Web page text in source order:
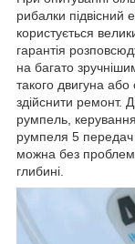
рибалки підвісний
користується
гарантія
на багато
такого двигуна
здійснити ремонт.
румпель,
румпеля 5
можна без проблем
глибині.